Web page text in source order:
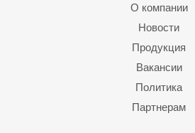
О компании
Новости
Продукция
Вакансии
Политика
Партнерам